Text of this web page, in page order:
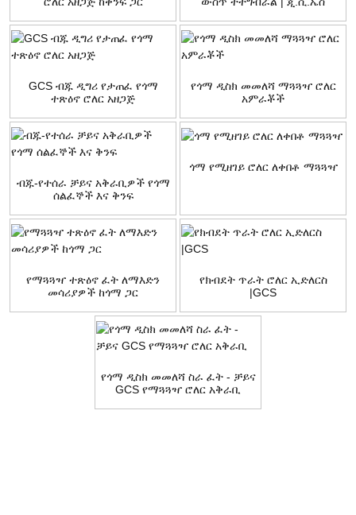
GCS ብጁ ዲግሪ የታጠፈ የጎማ
ተጽዕኖ ሮለር አዘጋጅ
የጎማ ዲስክ መመለሻ ማጓጓዣ ሮለር
አምራቾች
ብጁ-የተሰራ ቻይና አቅራቢዎች የጎማ
ሰልፈኞች እና ቅንፍ
ጎማ የሚዘገይ ሮለር ለቀበቶ ማጓጓዣ
የማጓጓዣ ተጽዕኖ ፈት ለማእድን
መሳሪያዎች ከጎማ ጋር
የክብደት ጥራት ሮለር ኢድለርስ
|GCS
የጎማ ዲስክ መመለሻ ስራ ፈት - ቻይና
GCS የማጓጓዣ ሮለር አቅራቢ